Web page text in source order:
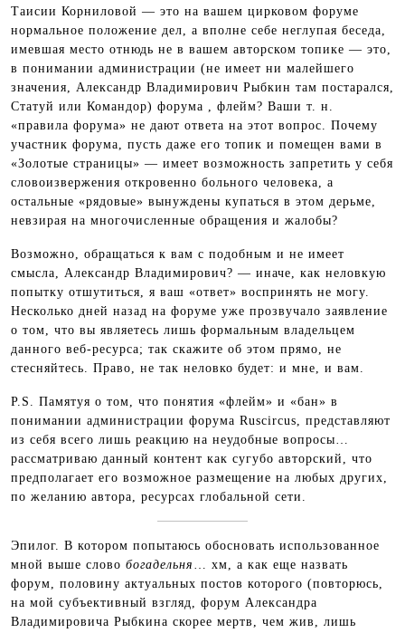
Таисии Корниловой — это на вашем цирковом форуме
нормальное положение дел, а вполне себе неглупая беседа,
имевшая место отнюдь не в вашем авторском топике — это,
в понимании администрации (не имеет ни малейшего
значения, Александр Владимирович Рыбкин там постарался,
Статуй или Командор) форума , флейм? Ваши т. н.
«правила форума» не дают ответа на этот вопрос. Почему
участник форума, пусть даже его топик и помещен вами в
«Золотые страницы» — имеет возможность запретить у себя
словоизвержения откровенно больного человека, а
остальные «рядовые» вынуждены купаться в этом дерьме,
невзирая на многочисленные обращения и жалобы?
Возможно, обращаться к вам с подобным и не имеет
смысла, Александр Владимирович? — иначе, как неловкую
попытку отшутиться, я ваш «ответ» воспринять не могу.
Несколько дней назад на форуме уже прозвучало заявление
о том, что вы являетесь лишь формальным владельцем
данного веб-ресурса; так скажите об этом прямо, не
стесняйтесь. Право, не так неловко будет: и мне, и вам.
P.S. Памятуя о том, что понятия «флейм» и «бан» в
понимании администрации форума Ruscircus, представляют
из себя всего лишь реакцию на неудобные вопросы…
рассматриваю данный контент как сугубо авторский, что
предполагает его возможное размещение на любых других,
по желанию автора, ресурсах глобальной сети.
Эпилог. В котором попытаюсь обосновать использованное
мной выше слово богадельня … хм, а как еще назвать
форум, половину актуальных постов которого (повторюсь,
на мой субъективный взгляд, форум Александра
Владимировича Рыбкина скорее мертв, чем жив, лишь